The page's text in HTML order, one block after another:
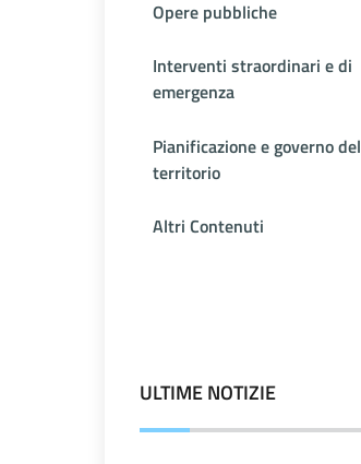
Opere pubbliche
Interventi straordinari e di
emergenza
Pianificazione e governo del
territorio
Altri Contenuti
ULTIME NOTIZIE